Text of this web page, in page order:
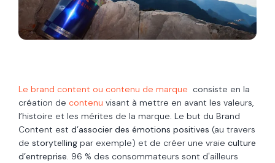
Le brand content ou contenu de marque consiste en la
création de contenu visant à mettre en avant les valeurs,
l’histoire et les mérites de la marque. Le but du Brand
Content est d’associer des émotions positives (au travers
de storytelling par exemple) et de créer une vraie culture
d’entreprise. 96 % des consommateurs sont d'ailleurs